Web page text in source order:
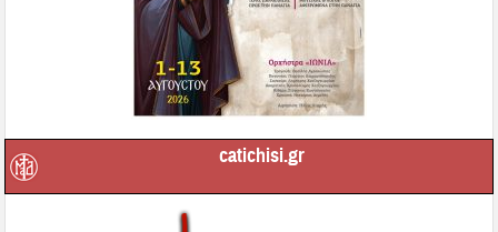
catichisi.gr